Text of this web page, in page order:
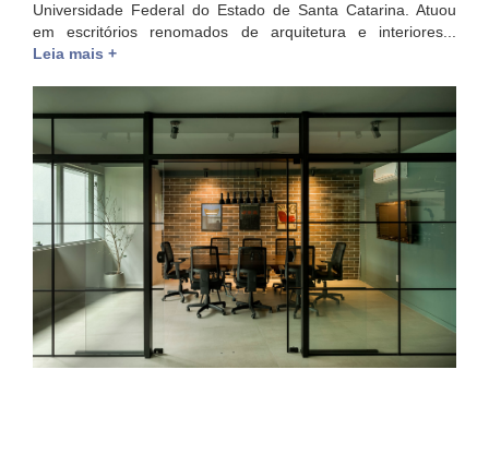
Universidade Federal do Estado de Santa Catarina. Atuou
em escritórios renomados de arquitetura e interiores...
Leia mais +